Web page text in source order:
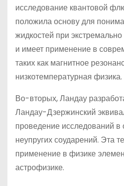
исследование квантовой
положила основу для
жидкостей при
и имеет применение в
таких как магнитное
низкотемпературная физика.
Во-вторых, Ландау
Ландау-Дзержинский
проведение исследований в
неупругих соударений. Эта
применение в физике
астрофизике.